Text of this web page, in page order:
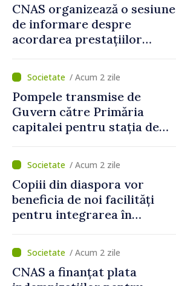
CNAS organizează o sesiune
de informare despre
acordarea prestațiilor
electronice. Cetățenii,
invitați să se înscrie la
eveniment
/ Acum 2 zile
Pompele transmise de
Guvern către Primăria
capitalei pentru stația de
lui Vodă au fost instalate și
puse în funcțiune
/ Acum 2 zile
Copiii din diaspora vor
beneficia de noi facilități
pentru integrarea în
Republica Moldova
/ Acum 2 zile
CNAS a finanțat plata